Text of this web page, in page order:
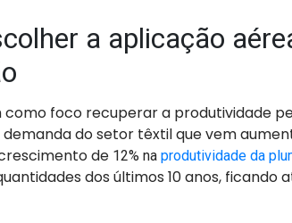
a aplicação
como foco recuperar a produtividade
do setor têxtil que vem
de 12% na produtividade da
dos últimos 10 anos, ficando